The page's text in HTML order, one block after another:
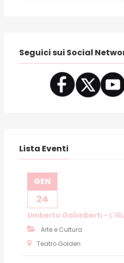
Seguici sui Social
Lista Eventi
GEN
24
Umberto Galimberti -
Arte e Cultura
Teatro Golden